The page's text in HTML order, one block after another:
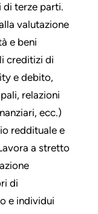
di terze parti.
valutazione
e beni
creditizi di
e debito,
relazioni
ecc.)
reddituale e
a stretto
di
e individui